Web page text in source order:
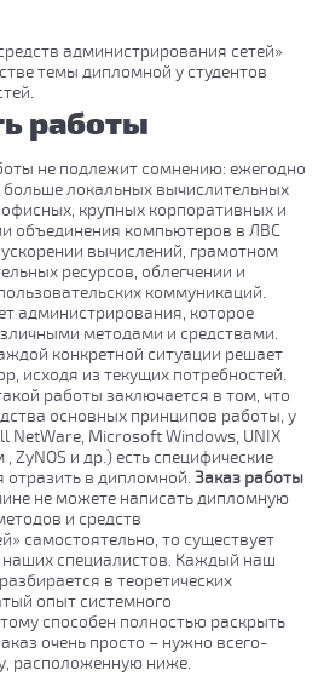
администрирования сетей»
темы дипломной у студентов
работы
не подлежит сомнению: ежегодно
локальных вычислительных
крупных корпоративных и
объединения компьютеров в ЛВС
вычислений, грамотном
ресурсов, облегчении и
коммуникаций.
администрирования, которое
методами и средствами.
конкретной ситуации решает
исходя из текущих потребностей.
работы заключается в том, что
основных принципов работы, у
NetWare, Microsoft Windows, UNIX
ZyNOS и др.) есть специфические
отразить в дипломной. Заказ работы
не можете написать дипломную
и средств
самостоятельно, то существует
наших специалистов. Каждый наш
в теоретических
опыт системного
способен полностью раскрыть
очень просто – нужно всего-
расположенную ниже.